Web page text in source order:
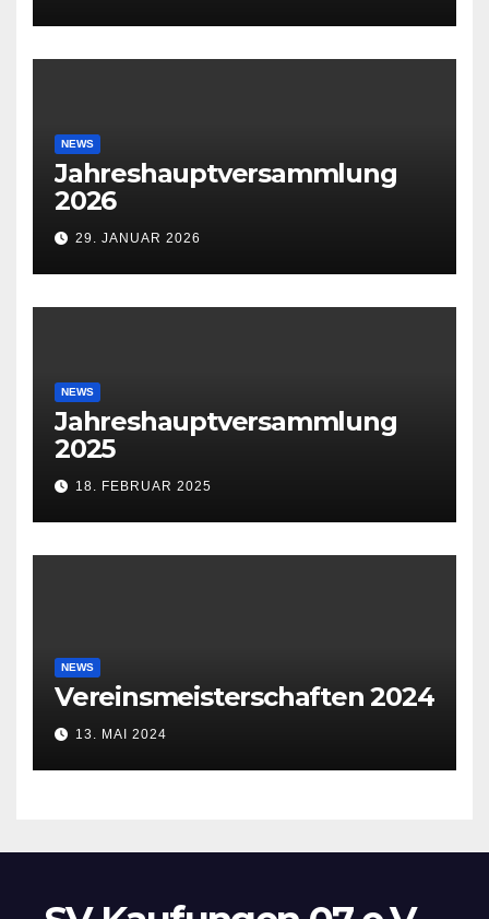
NEWS
Jahreshauptversammlung
2026
29. JANUAR 2026
NEWS
Jahreshauptversammlung
2025
18. FEBRUAR 2025
NEWS
Vereinsmeisterschaften 2024
13. MAI 2024